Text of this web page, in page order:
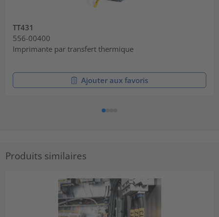
TT431
556-00400
Imprimante par transfert thermique
Ajouter aux favoris
Produits similaires